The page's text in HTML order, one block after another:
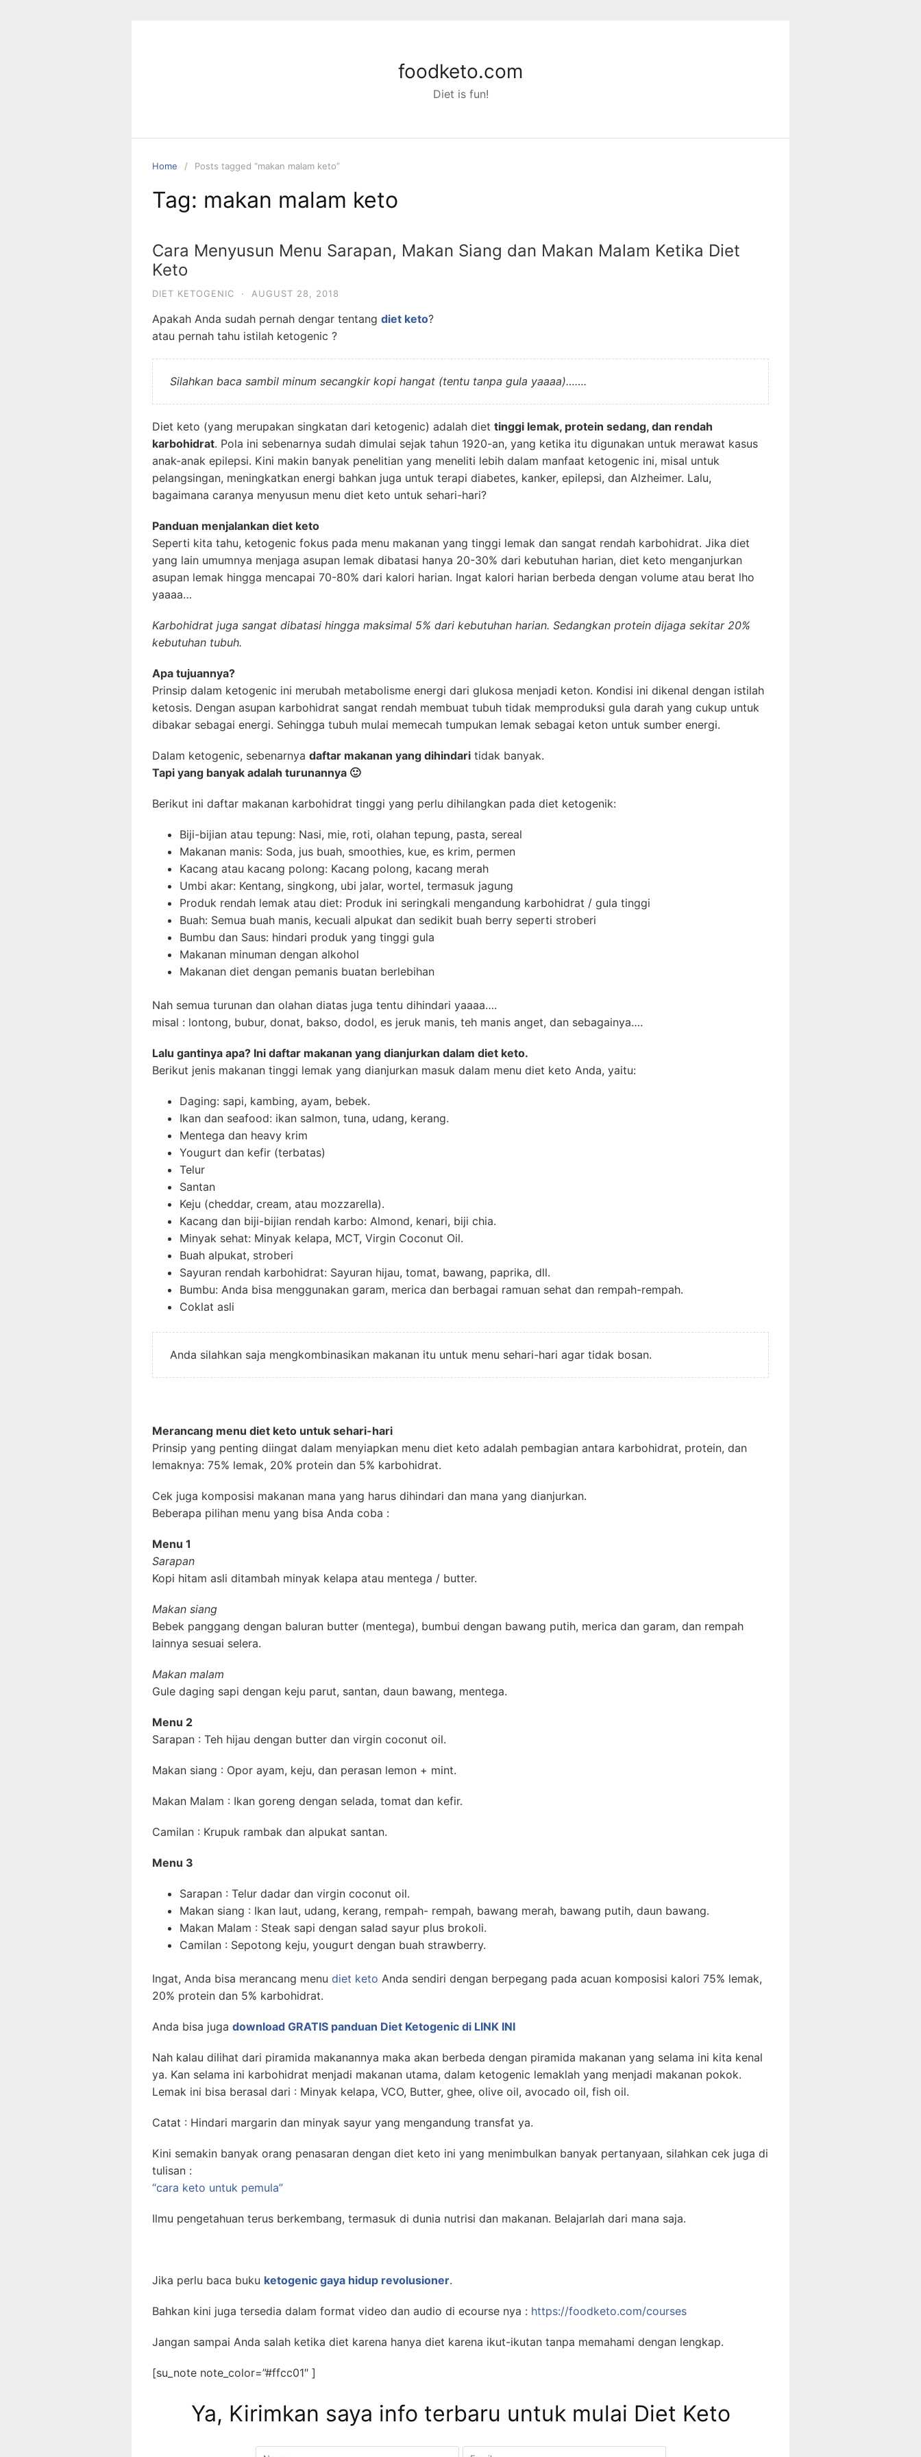
foodketo.com
Diet is fun!
Home Posts tagged “makan malam keto”
Tag: makan malam keto
Cara Menyusun Menu Sarapan, Makan Siang dan Makan Malam Ketika Diet
Keto
DIET KETOGENIC · AUGUST 28, 2018
Apakah Anda sudah pernah dengar tentang diet keto?
atau pernah tahu istilah ketogenic ?
Silahkan baca sambil minum secangkir kopi hangat (tentu tanpa gula yaaaa)…….
Diet keto (yang merupakan singkatan dari ketogenic) adalah diet tinggi lemak, protein sedang, dan rendah
karbohidrat. Pola ini sebenarnya sudah dimulai sejak tahun 1920-an, yang ketika itu digunakan untuk merawat kasus
anak-anak epilepsi. Kini makin banyak penelitian yang meneliti lebih dalam manfaat ketogenic ini, misal untuk
pelangsingan, meningkatkan energi bahkan juga untuk terapi diabetes, kanker, epilepsi, dan Alzheimer. Lalu,
bagaimana caranya menyusun menu diet keto untuk sehari-hari?
Panduan menjalankan diet keto
Seperti kita tahu, ketogenic fokus pada menu makanan yang tinggi lemak dan sangat rendah karbohidrat. Jika diet
yang lain umumnya menjaga asupan lemak dibatasi hanya 20-30% dari kebutuhan harian, diet keto menganjurkan
asupan lemak hingga mencapai 70-80% dari kalori harian. Ingat kalori harian berbeda dengan volume atau berat lho
yaaaa…
Karbohidrat juga sangat dibatasi hingga maksimal 5% dari kebutuhan harian. Sedangkan protein dijaga sekitar 20%
kebutuhan tubuh.
Apa tujuannya?
Prinsip dalam ketogenic ini merubah metabolisme energi dari glukosa menjadi keton. Kondisi ini dikenal dengan istilah
ketosis. Dengan asupan karbohidrat sangat rendah membuat tubuh tidak memproduksi gula darah yang cukup untuk
dibakar sebagai energi. Sehingga tubuh mulai memecah tumpukan lemak sebagai keton untuk sumber energi.
Dalam ketogenic, sebenarnya daftar makanan yang dihindari tidak banyak.
Tapi yang banyak adalah turunannya 🙂
Berikut ini daftar makanan karbohidrat tinggi yang perlu dihilangkan pada diet ketogenik:
Biji-bijian atau tepung: Nasi, mie, roti, olahan tepung, pasta, sereal
Makanan manis: Soda, jus buah, smoothies, kue, es krim, permen
Kacang atau kacang polong: Kacang polong, kacang merah
Umbi akar: Kentang, singkong, ubi jalar, wortel, termasuk jagung
Produk rendah lemak atau diet: Produk ini seringkali mengandung karbohidrat / gula tinggi
Buah: Semua buah manis, kecuali alpukat dan sedikit buah berry seperti stroberi
Bumbu dan Saus: hindari produk yang tinggi gula
Makanan minuman dengan alkohol
Makanan diet dengan pemanis buatan berlebihan
Nah semua turunan dan olahan diatas juga tentu dihindari yaaaa….
misal : lontong, bubur, donat, bakso, dodol, es jeruk manis, teh manis anget, dan sebagainya….
Lalu gantinya apa? Ini daftar makanan yang dianjurkan dalam diet keto.
Berikut jenis makanan tinggi lemak yang dianjurkan masuk dalam menu diet keto Anda, yaitu:
Daging: sapi, kambing, ayam, bebek.
Ikan dan seafood: ikan salmon, tuna, udang, kerang.
Mentega dan heavy krim
Yougurt dan kefir (terbatas)
Telur
Santan
Keju (cheddar, cream, atau mozzarella).
Kacang dan biji-bijian rendah karbo: Almond, kenari, biji chia.
Minyak sehat: Minyak kelapa, MCT, Virgin Coconut Oil.
Buah alpukat, stroberi
Sayuran rendah karbohidrat: Sayuran hijau, tomat, bawang, paprika, dll.
Bumbu: Anda bisa menggunakan garam, merica dan berbagai ramuan sehat dan rempah-rempah.
Coklat asli
Anda silahkan saja mengkombinasikan makanan itu untuk menu sehari-hari agar tidak bosan.
Merancang menu diet keto untuk sehari-hari
Prinsip yang penting diingat dalam menyiapkan menu diet keto adalah pembagian antara karbohidrat, protein, dan
lemaknya: 75% lemak, 20% protein dan 5% karbohidrat.
Cek juga komposisi makanan mana yang harus dihindari dan mana yang dianjurkan.
Beberapa pilihan menu yang bisa Anda coba :
Menu 1
Sarapan
Kopi hitam asli ditambah minyak kelapa atau mentega / butter.
Makan siang
Bebek panggang dengan baluran butter (mentega), bumbui dengan bawang putih, merica dan garam, dan rempah
lainnya sesuai selera.
Makan malam
Gule daging sapi dengan keju parut, santan, daun bawang, mentega.
Menu 2
Sarapan : Teh hijau dengan butter dan virgin coconut oil.
Makan siang : Opor ayam, keju, dan perasan lemon + mint.
Makan Malam : Ikan goreng dengan selada, tomat dan kefir.
Camilan : Krupuk rambak dan alpukat santan.
Menu 3
Sarapan : Telur dadar dan virgin coconut oil.
Makan siang : Ikan laut, udang, kerang, rempah- rempah, bawang merah, bawang putih, daun bawang.
Makan Malam : Steak sapi dengan salad sayur plus brokoli.
Camilan : Sepotong keju, yougurt dengan buah strawberry.
Ingat, Anda bisa merancang menu diet keto Anda sendiri dengan berpegang pada acuan komposisi kalori 75% lemak,
20% protein dan 5% karbohidrat.
Anda bisa juga download GRATIS panduan Diet Ketogenic di LINK INI
Nah kalau dilihat dari piramida makanannya maka akan berbeda dengan piramida makanan yang selama ini kita kenal
ya. Kan selama ini karbohidrat menjadi makanan utama, dalam ketogenic lemaklah yang menjadi makanan pokok.
Lemak ini bisa berasal dari : Minyak kelapa, VCO, Butter, ghee, olive oil, avocado oil, fish oil.
Catat : Hindari margarin dan minyak sayur yang mengandung transfat ya.
Kini semakin banyak orang penasaran dengan diet keto ini yang menimbulkan banyak pertanyaan, silahkan cek juga di
tulisan :
“cara keto untuk pemula”
Ilmu pengetahuan terus berkembang, termasuk di dunia nutrisi dan makanan. Belajarlah dari mana saja.
Jika perlu baca buku ketogenic gaya hidup revolusioner.
Bahkan kini juga tersedia dalam format video dan audio di ecourse nya : https://foodketo.com/courses
Jangan sampai Anda salah ketika diet karena hanya diet karena ikut-ikutan tanpa memahami dengan lengkap.
[su_note note_color=”#ffcc01″ ]
Ya, Kirimkan saya info terbaru untuk mulai Diet Keto